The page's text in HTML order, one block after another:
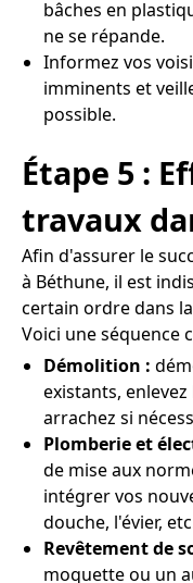
bâches en
ne se répande.
Informez vos
imminents et
possible.
Étape 5 :
travaux
Afin d'assurer le
à Béthune, il est
certain ordre dans
Voici une séquence
Démolition :
existants,
arrachez si
Plomberie et
de mise aux
intégrer vos
douche, l'évier,
Revêtement de
moquette ou un